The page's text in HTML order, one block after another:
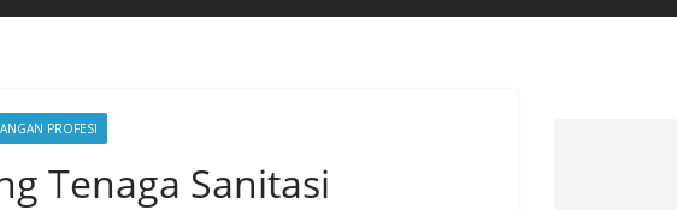
PROFESI
Tenaga Sanitasi